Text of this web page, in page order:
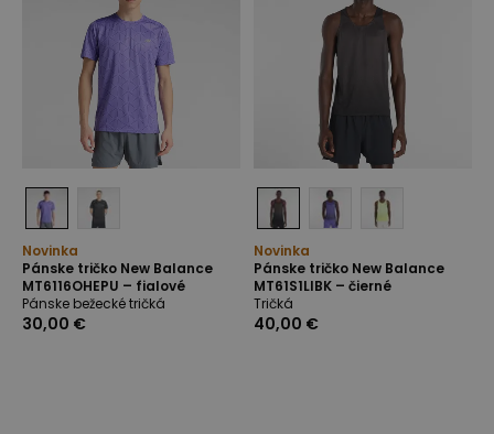
Novinka
Pánske tričko New Balance
MT6116OHEPU – fialové
Pánske bežecké tričká
30,00 €
Novinka
Pánske tričko New Balance
MT61S1LIBK – čierné
Tričká
40,00 €